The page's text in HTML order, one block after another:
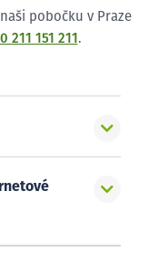
pobočku v Praze
211 151 211 .